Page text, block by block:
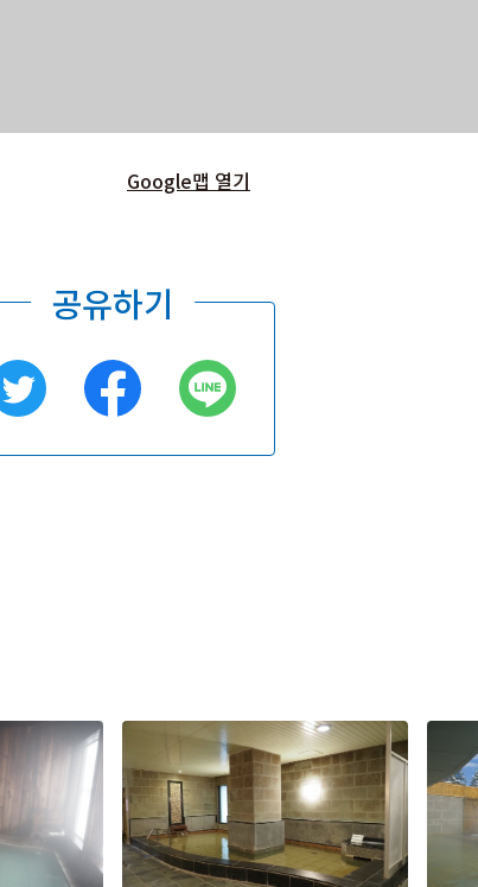
Google맵 열기
공유하기